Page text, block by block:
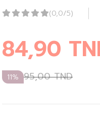
(0,0/5)
84,90
11% 95,00TND